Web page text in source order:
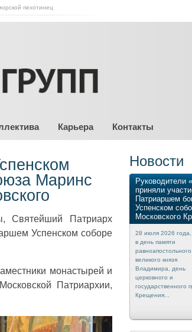
пехотинец
Карьера Контакты
Маринс
Святейший Патриарх
Успенском соборе
монастырей и
Патриархии,
Новости
Руководители
приняли
Патриаршем
Успенском
Московского
28 июля 2026 года,
в день памяти
равноапостольного
великого князя
Владимира, день
церковного и
государственного
Крещения...